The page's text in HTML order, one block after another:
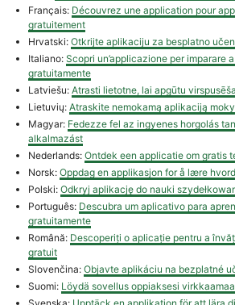
Français: Découvrez une application pour
gratuitement
Hrvatski: Otkrijte aplikaciju za besplatno
Italiano: Scopri un’applicazione per imparare
gratuitamente
Latviešu: Atrasti lietotne, lai apgūtu
Lietuvių: Atraskite nemokamą aplikaciją
Magyar: Fedezze fel az ingyenes horgolás
alkalmazást
Nederlands: Ontdek een applicatie om gratis
Norsk: Oppdag en applikasjon for å lære
Polski: Odkryj aplikację do nauki
Português: Descubra um aplicativo para
gratuitamente
Română: Descoperiți o aplicație pentru a
gratuit
Slovenčina: Objavte aplikáciu na bezplatné
Suomi: Löydä sovellus oppiaksesi
Svenska: Upptäck en applikation för att lära